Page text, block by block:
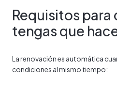
Requisitos para
tengas que
La renovación es automática
condiciones al mismo tiempo: